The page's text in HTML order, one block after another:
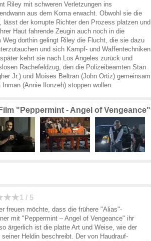
Riley mit schweren Verletzungen ins
aus dem Koma erwacht. Obwohl sie die
lässt der korrupte Richter den Prozess platzen und
Haut fahrende Zeugin auch noch in die
Weg dorthin gelingt Riley die Flucht, die sie dazu
und sich Kampf- und Waffentechniken
kehrt sie nach Los Angeles zurück und
Rachefeldzug, den die Polizeibeamten Stan
Jr.) und Moises Beltran (John Ortiz) gemeinsam
(Annie Ilonzeh) stoppen wollen.
"Peppermint - Angel of Vengeance"
1 / 5
freuen möchte, dass die frühere "Alias"-
mit "Peppermint – Angel of Vengeance" ihr
ärgerlich ist die platte Art und Weise, wie der
Heldin beschreibt. Der von Haudrauf-